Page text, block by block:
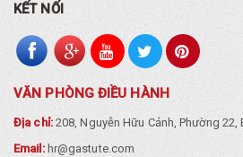
KẾT NỐI
VĂN PHÒNG ĐIỀU HÀNH
Địa chỉ:208, Nguyễn Hữu Cảnh, Phường 22,
Email:hr@gastute.com